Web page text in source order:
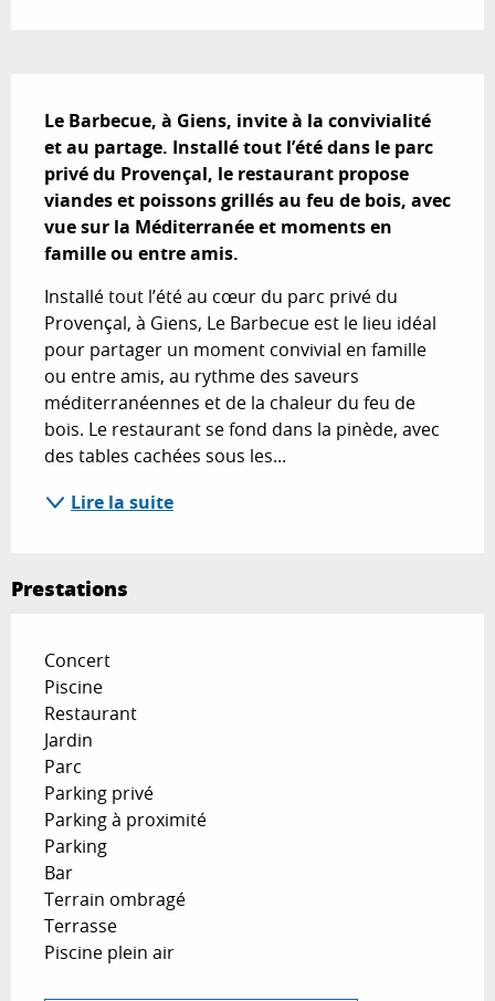
Le Barbecue, à Giens, invite à la convivialité
et au partage. Installé tout l’été dans le parc
privé du Provençal, le restaurant propose
viandes et poissons grillés au feu de bois, avec
vue sur la Méditerranée et moments en
famille ou entre amis.
Installé tout l’été au cœur du parc privé du
Provençal, à Giens, Le Barbecue est le lieu idéal
pour partager un moment convivial en famille
ou entre amis, au rythme des saveurs
méditerranéennes et de la chaleur du feu de
bois. Le restaurant se fond dans la pinède, avec
des tables cachées sous les...
Lire la suite
Prestations
Concert
Piscine
Restaurant
Jardin
Parc
Parking privé
Parking à proximité
Parking
Bar
Terrain ombragé
Terrasse
Piscine plein air